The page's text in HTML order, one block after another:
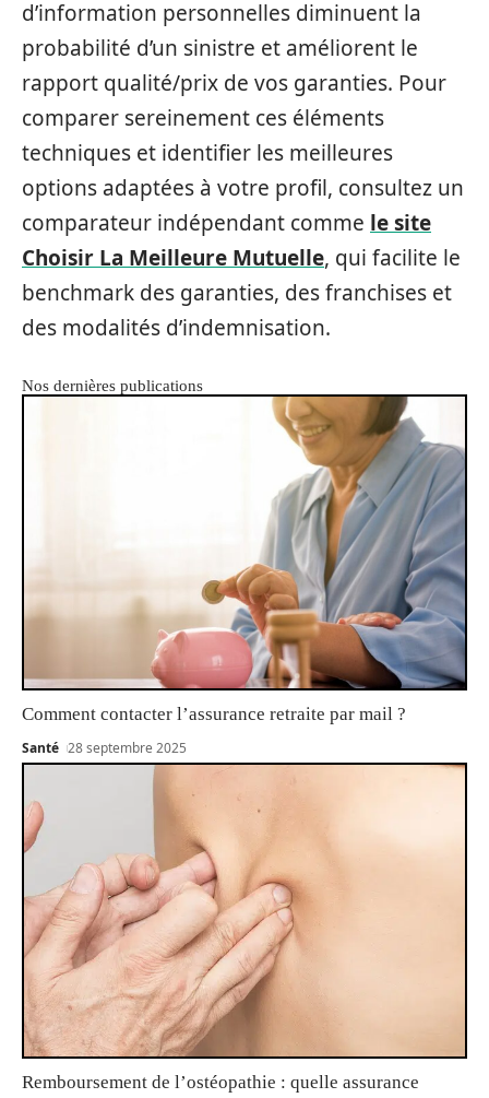
d’information personnelles diminuent la
probabilité d’un sinistre et améliorent le
rapport qualité/prix de vos garanties. Pour
comparer sereinement ces éléments
techniques et identifier les meilleures
options adaptées à votre profil, consultez un
comparateur indépendant comme le site
Choisir La Meilleure Mutuelle, qui facilite le
benchmark des garanties, des franchises et
des modalités d’indemnisation.
Nos dernières publications
Comment contacter l’assurance retraite par mail ?
Santé 28 septembre 2025
Remboursement de l’ostéopathie : quelle assurance